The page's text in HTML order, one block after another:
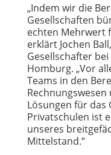
„Indem wir die
Gesellschaften
echten Mehrwert
erklärt Jochen
Gesellschafter bei
Homburg. „Vor
Teams in den
Lösungen für das
Privatschulen ist
unseres
Mittelstand.“